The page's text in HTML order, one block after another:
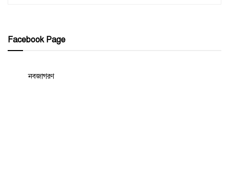
Facebook Page
নবজাগরণ